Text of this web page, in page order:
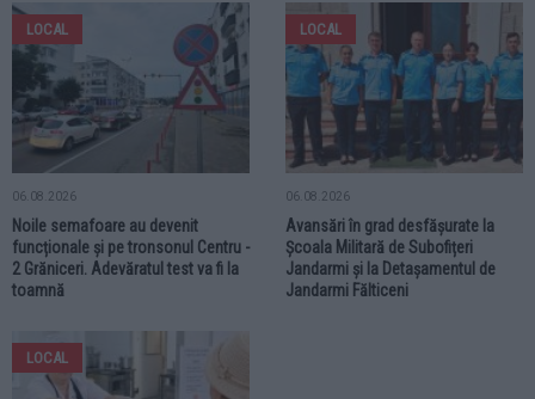
LOCAL
06.08.2026
Noile semafoare au devenit
funcționale și pe tronsonul Centru -
2 Grăniceri. Adevăratul test va fi la
toamnă
LOCAL
06.08.2026
Avansări în grad desfășurate la
Școala Militară de Subofițeri
Jandarmi și la Detașamentul de
Jandarmi Fălticeni
LOCAL